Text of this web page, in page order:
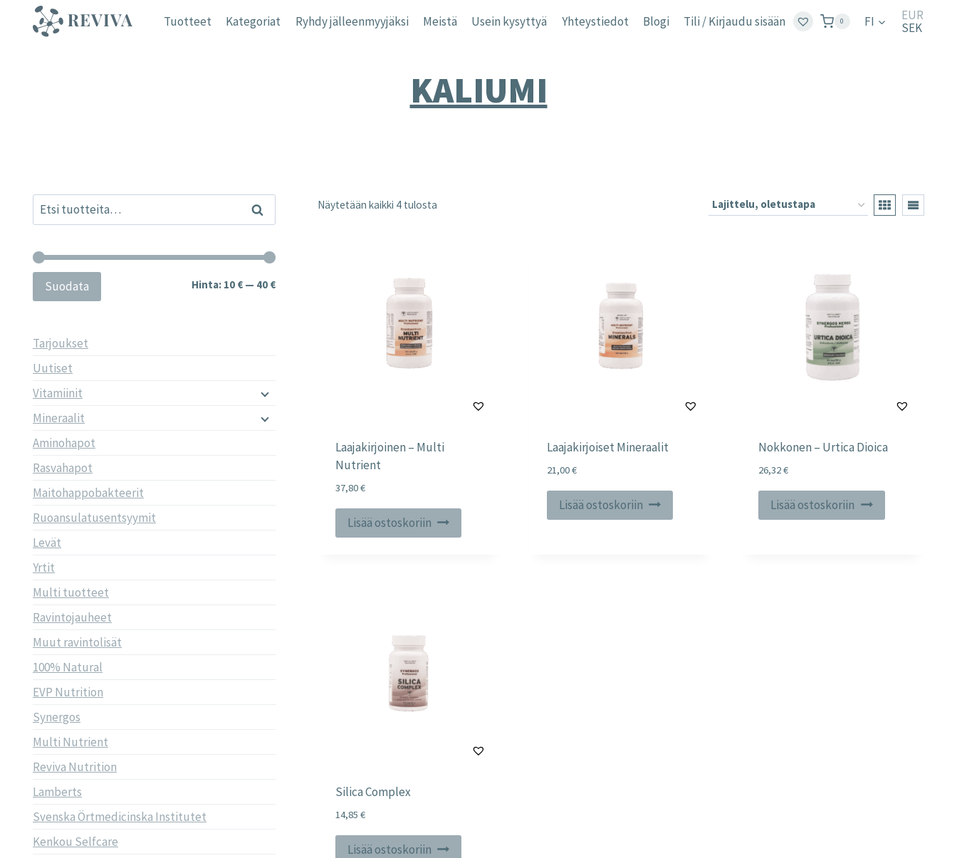
sisältöön
Tuotteet Kategoriat Ryhdy jälleenmyyjäksi Meistä Usein kysyttyä Yhteystiedot Blogi Tili / Kirjaudu sisään 0 FI
EUR
SEK
KALIUMI
Näytetään kaikki 4 tulosta
Laajakirjoinen – Multi
Nutrient
37,80€
Lisää ostoskoriin
Laajakirjoiset Mineraalit
21,00€
Lisää ostoskoriin
Nokkonen – Urtica Dioica
26,32€
Lisää ostoskoriin
Silica Complex
14,85 €
Lisää ostoskoriin
Etsi: Haku
Minimihinta
Maksimihinta
Suodata Hinta: 10 €— 40 €
Tarjoukset
Uutiset
Vitamiinit
Mineraalit
Aminohapot
Rasvahapot
Maitohappobakteerit
Ruoansulatusentsyymit
Levät
Yrtit
Multi tuotteet
Ravintojauheet
Muut ravintolisät
100% Natural
EVP Nutrition
Synergos
Multi Nutrient
Reviva Nutrition
Lamberts
Svenska Örtmedicinska Institutet
Kenkou Selfcare